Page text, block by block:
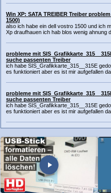
Win XP: SATA TREIBER Treiber
1500)
also ich habe ein dell vostro 1500 und ich
Xp draufhauen ich hab blos wenig ahnung
probleme mit
suche passenten Treiber
ich habe SIS_Grafikkarte_315__315E
es funktioniert aber es ist mir aufgefallen
probleme mit
suche passenten Treiber
ich habe SIS_Grafikkarte_315__315E
es funktioniert aber es ist mir aufgefallen